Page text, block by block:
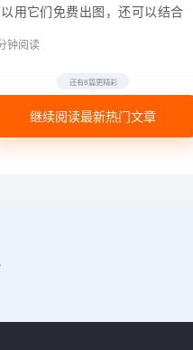
用它们免费出图，还可以结合
钟阅读
继续阅读最新热门文章
还有8篇更精彩